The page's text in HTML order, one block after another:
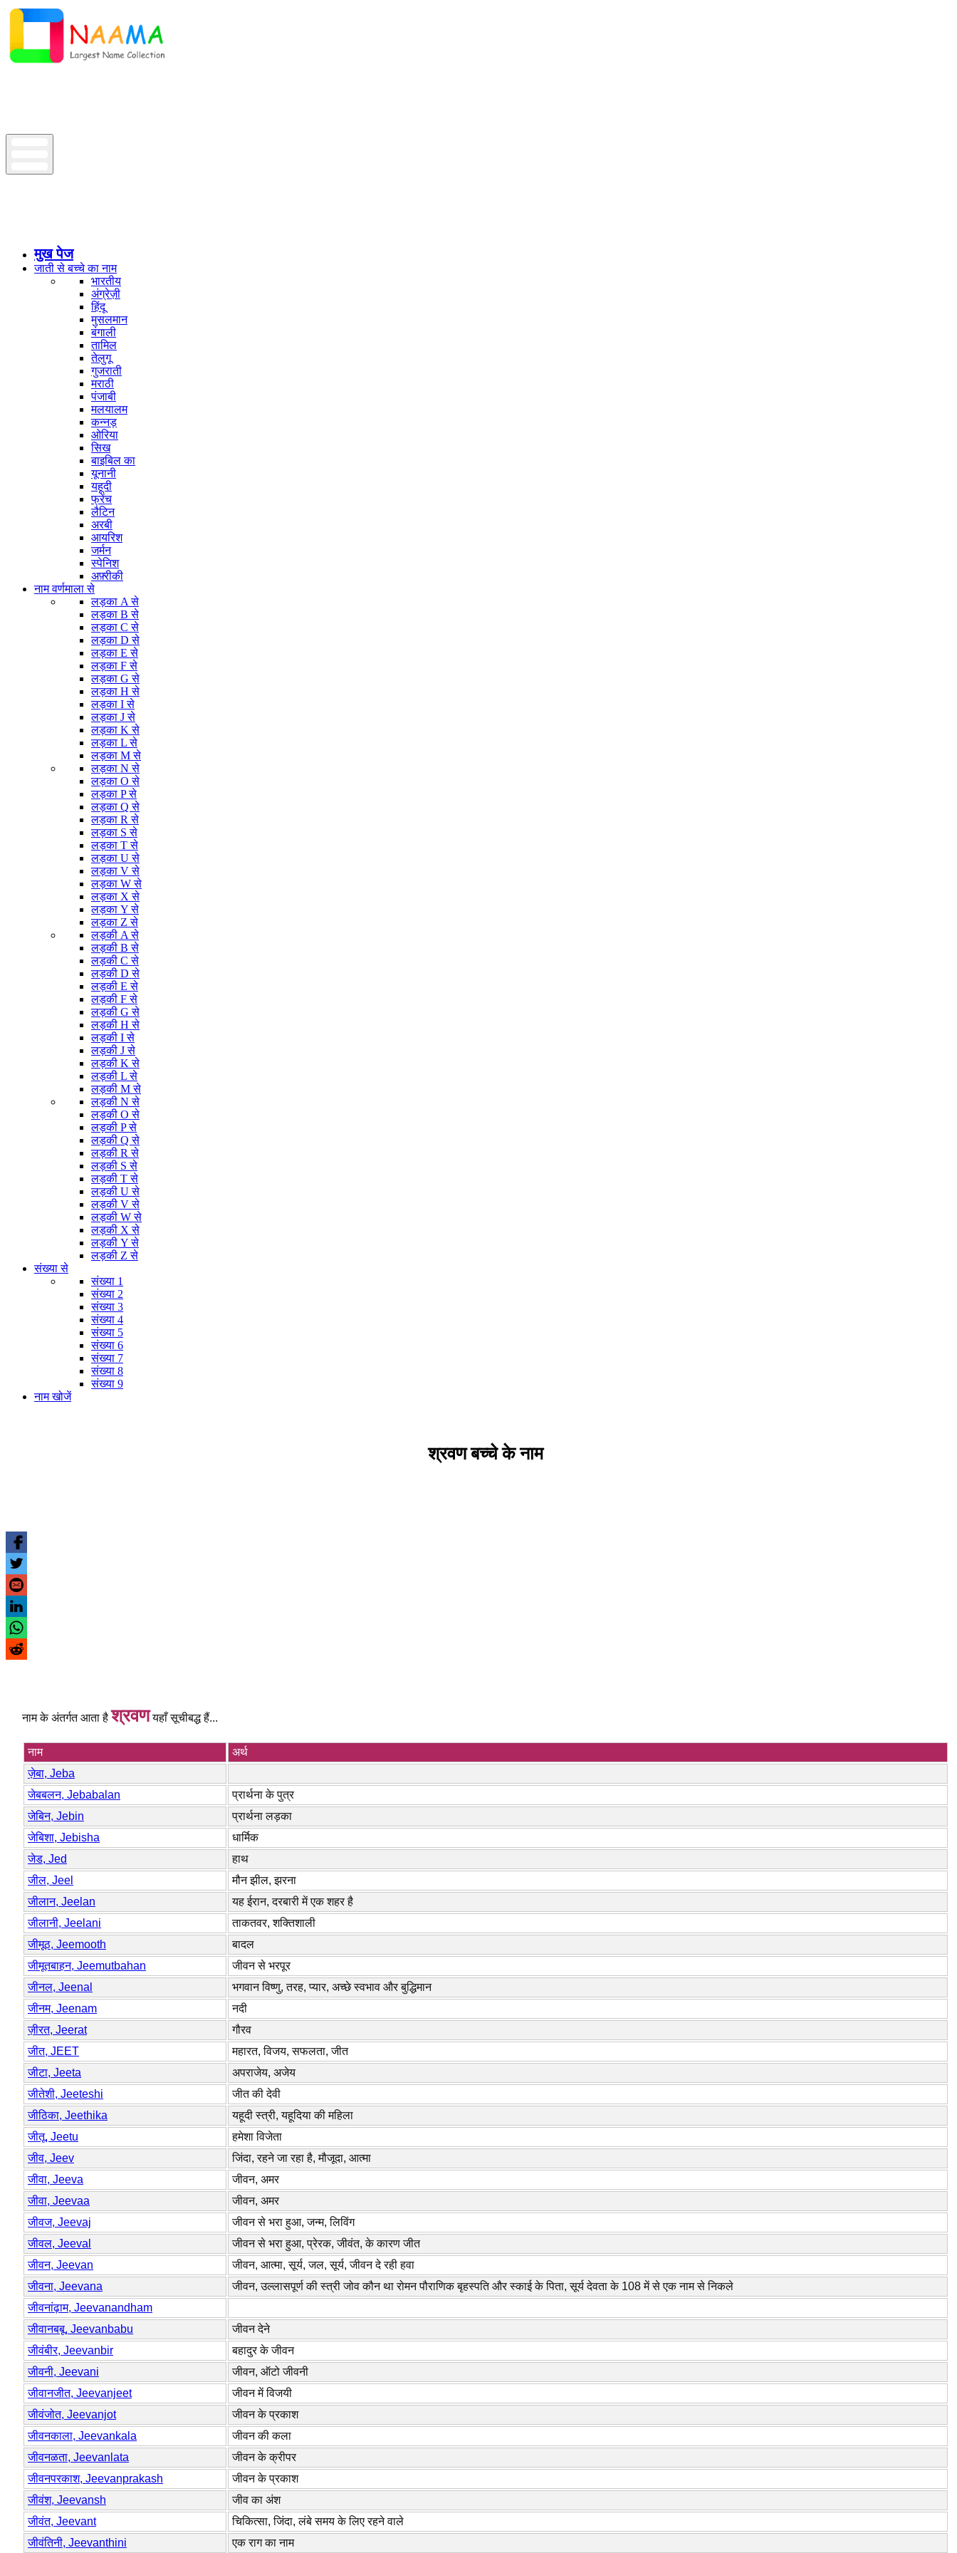
मुख पेज
जाती से बच्चे का नाम
भारतीय
अंग्रेज़ी
हिंदू
मुसलमान
बंगाली
तामिल
तेलुगू
गुजराती
मराठी
पंजाबी
मलयालम
कन्नड़
ओरिया
सिख
बाइबिल का
यूनानी
यहूदी
फ्रेंच
लैटिन
अरबी
आयरिश
जर्मन
स्पेनिश
अफ़्रीकी
नाम वर्णमाला से
लड़का A से
लड़का B से
लड़का C से
लड़का D से
लड़का E से
लड़का F से
लड़का G से
लड़का H से
लड़का I से
लड़का J से
लड़का K से
लड़का L से
लड़का M से
लड़का N से
लड़का O से
लड़का P से
लड़का Q से
लड़का R से
लड़का S से
लड़का T से
लड़का U से
लड़का V से
लड़का W से
लड़का X से
लड़का Y से
लड़का Z से
लड़की A से
लड़की B से
लड़की C से
लड़की D से
लड़की E से
लड़की F से
लड़की G से
लड़की H से
लड़की I से
लड़की J से
लड़की K से
लड़की L से
लड़की M से
लड़की N से
लड़की O से
लड़की P से
लड़की Q से
लड़की R से
लड़की S से
लड़की T से
लड़की U से
लड़की V से
लड़की W से
लड़की X से
लड़की Y से
लड़की Z से
संख्या से
संख्या 1
संख्या 2
संख्या 3
संख्या 4
संख्या 5
संख्या 6
संख्या 7
संख्या 8
संख्या 9
नाम खोजें
श्रवण बच्चे के नाम
नाम के अंतर्गत आता है श्रवणयहाँ सूचीबद्ध हैं...
नाम
अर्थ
ज़ेबा, Jeba
जेबबलन, Jebabalan
प्रार्थना के पुत्र
जेबिन, Jebin
प्रार्थना लड़का
जेबिशा, Jebisha
धार्मिक
जेड, Jed
हाथ
जील, Jeel
मौन झील, झरना
जीलान, Jeelan
यह ईरान, दरबारी में एक शहर है
जीलानी, Jeelani
ताकतवर, शक्तिशाली
जीमूठ, Jeemooth
बादल
जीमूतबाहन, Jeemutbahan
जीवन से भरपूर
जीनल, Jeenal
भगवान विष्णु, तरह, प्यार, अच्छे स्वभाव और बुद्धिमान
जीनम, Jeenam
नदी
ज़ीरत, Jeerat
गौरव
जीत, JEET
महारत, विजय, सफलता, जीत
जीटा, Jeeta
अपराजेय, अजेय
जीतेशी, Jeeteshi
जीत की देवी
जीठिका, Jeethika
यहूदी स्त्री, यहूदिया की महिला
जीतू, Jeetu
हमेशा विजेता
जीव, Jeev
जिंदा, रहने जा रहा है, मौजूदा, आत्मा
जीवा, Jeeva
जीवन, अमर
जीवा, Jeevaa
जीवन, अमर
जीवज, Jeevaj
जीवन से भरा हुआ, जन्म, लिविंग
जीवल, Jeeval
जीवन से भरा हुआ, प्रेरक, जीवंत, के कारण जीत
जीवन, Jeevan
जीवन, आत्मा, सूर्य, जल, सूर्य, जीवन दे रही हवा
जीवना, Jeevana
जीवन, उल्लासपूर्ण की स्त्री जोव कौन था रोमन पौराणिक बृहस्पति और स्काई के पिता, सूर्य देवता के 108 में से एक नाम से निकले
जीवनांढ़ाम, Jeevanandham
जीवानबबू, Jeevanbabu
जीवन देने
जीवंबीर, Jeevanbir
बहादुर के जीवन
जीवनी, Jeevani
जीवन, ऑटो जीवनी
जीवानजीत, Jeevanjeet
जीवन में विजयी
जीवंजोत, Jeevanjot
जीवन के प्रकाश
जीवनकाला, Jeevankala
जीवन की कला
जीवनळता, Jeevanlata
जीवन के क्रीपर
जीवनपरकाश, Jeevanprakash
जीवन के प्रकाश
जीवंश, Jeevansh
जीव का अंश
जीवंत, Jeevant
चिकित्सा, जिंदा, लंबे समय के लिए रहने वाले
जीवंतिनी, Jeevanthini
एक राग का नाम